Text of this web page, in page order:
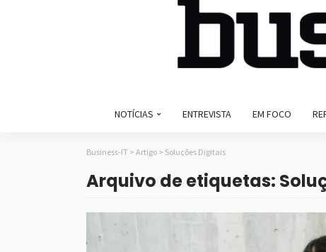
NOTÍCIAS ENTREVISTA EM FOCO
Business-IT > Artigo > Soluções Digitais
Arquivo de etiquetas: